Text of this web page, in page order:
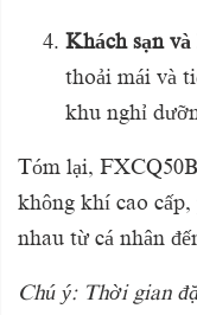
Khách sạn
thoải mái và
khu nghỉ
Tóm lại,
không khí cao
nhau từ cá nhân
Chú ý: Thời gian